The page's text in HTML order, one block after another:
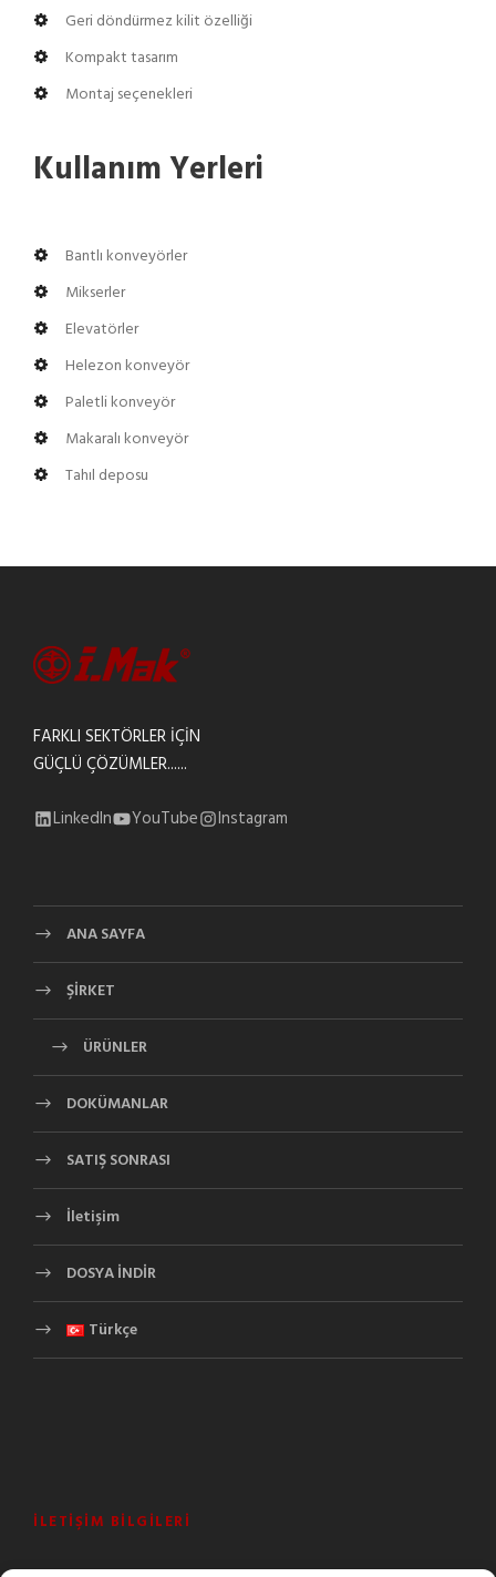
Geri döndürmez kilit özelliği
Kompakt tasarım
Montaj seçenekleri
Kullanım Yerleri
Bantlı konveyörler
Mikserler
Elevatörler
Helezon konveyör
Paletli konveyör
Makaralı konveyör
Tahıl deposu
FARKLI SEKTÖRLER İÇİN
GÜÇLÜ ÇÖZÜMLER......
LinkedIn YouTube Instagram
ANA SAYFA
ŞİRKET
ÜRÜNLER
DOKÜMANLAR
SATIŞ SONRASI
İletişim
DOSYA İNDİR
Türkçe
İLETIŞIM BILGILERI